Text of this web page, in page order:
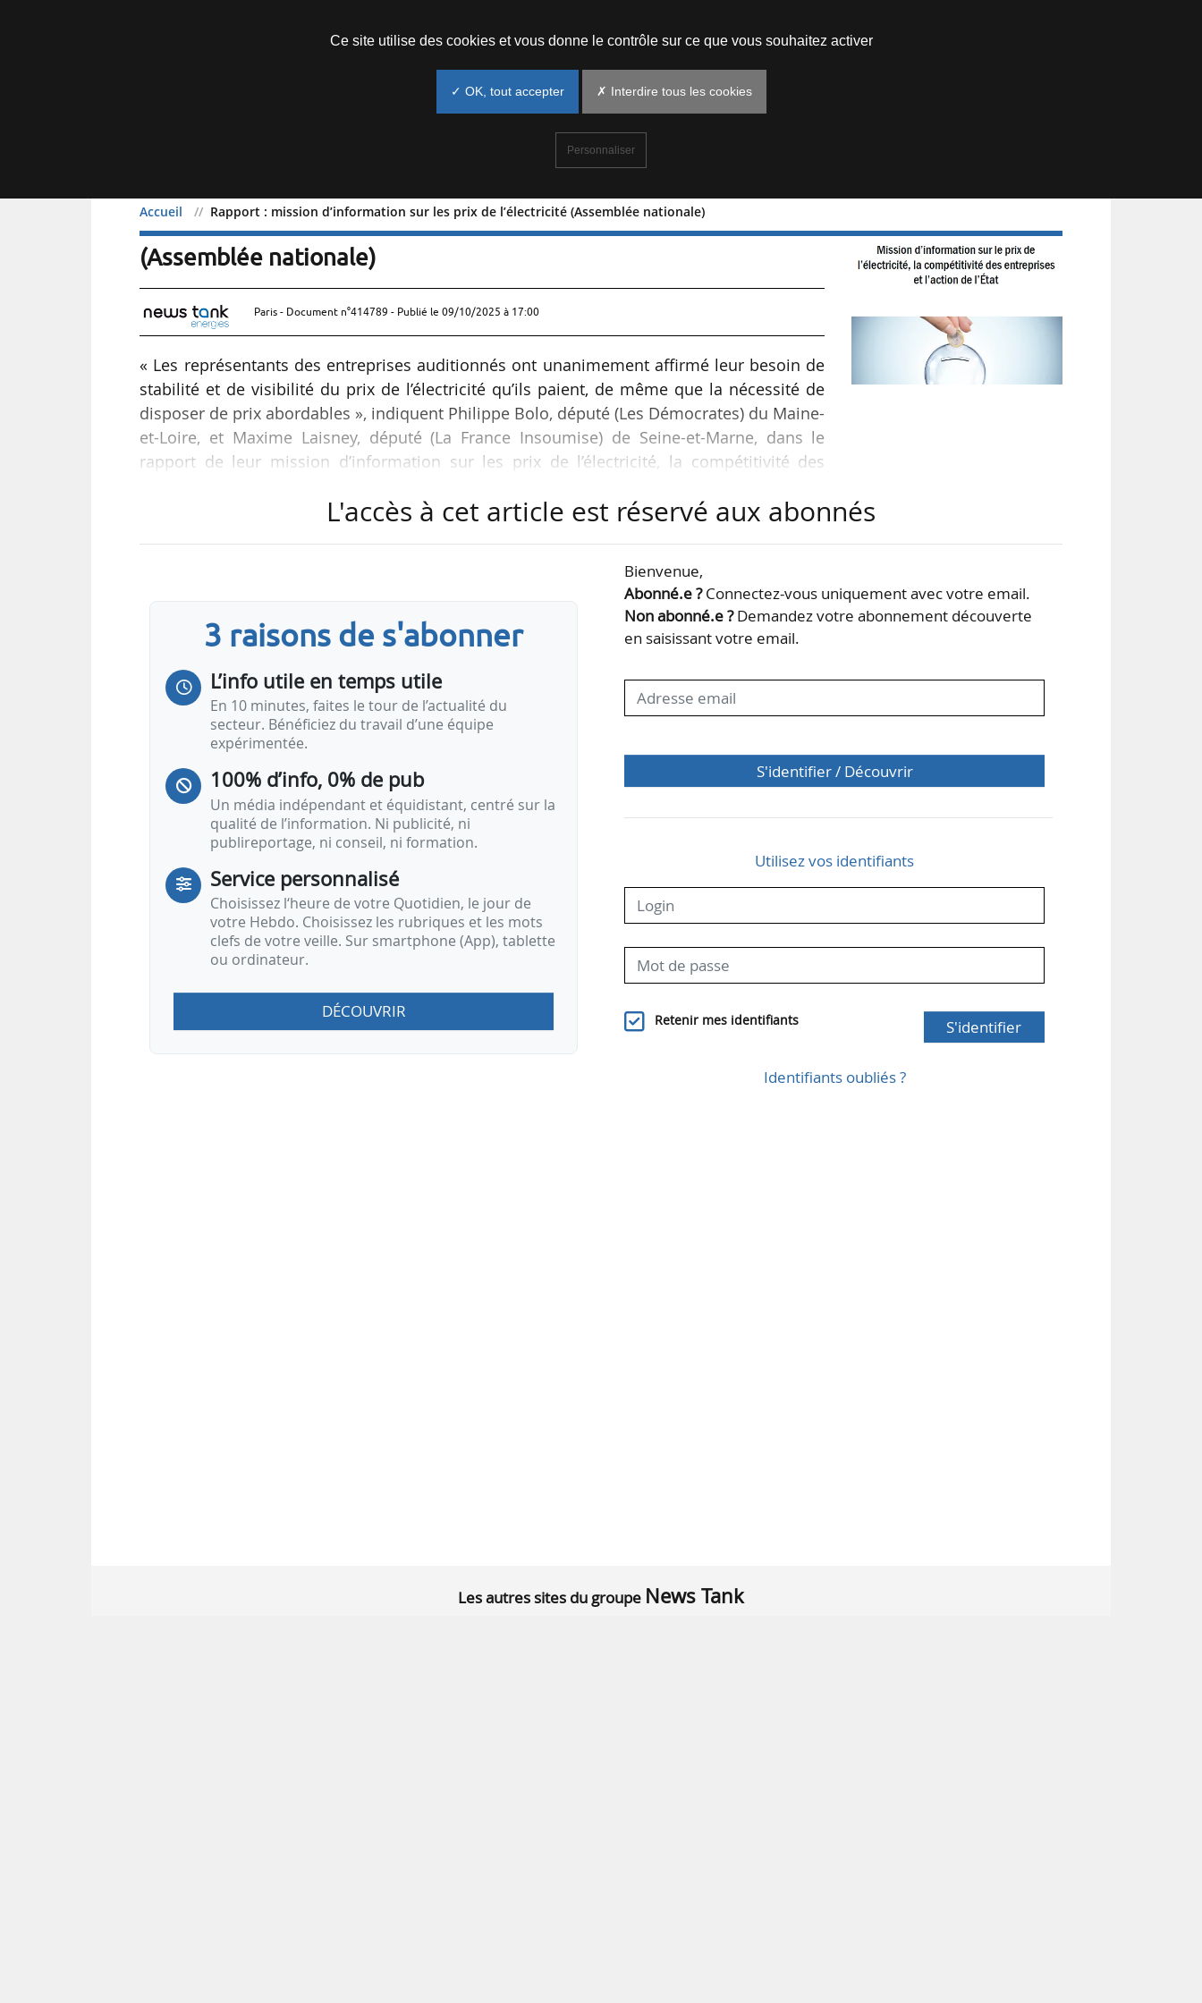
Accueil Rapport : mission d’information sur les prix de l’électricité (Assemblée nationale)
Rapport : mission d’information sur les prix de l’électricité
(Assemblée nationale)
Paris - Document n°414789 - Publié le 09/10/2025 à 17:00
« Les représentants des entreprises auditionnés ont unanimement affirmé leur besoin de
stabilité et de visibilité du prix de l’électricité qu’ils paient, de même que la nécessité de
disposer de prix abordables », indiquent Philippe Bolo, député (Les Démocrates) du Maine-
et-Loire, et Maxime Laisney, député (La France Insoumise) de Seine-et-Marne, dans le
rapport de leur mission d’information sur les prix de l’électricité, la compétitivité des
sur une période de six mois. Elle avait pour « objet d’étudier les mécanismes de formation
L'accès à cet article est réservé aux abonnés
3 raisons de s'abonner
L’info utile en temps utile
En 10 minutes, faites le tour de l’actualité du
secteur. Bénéficiez du travail d’une équipe
expérimentée.
100% d’info, 0% de pub
Un média indépendant et équidistant, centré sur la
qualité de l’information. Ni publicité, ni
publireportage, ni conseil, ni formation.
Service personnalisé
Choisissez l‘heure de votre Quotidien, le jour de
votre Hebdo. Choisissez les rubriques et les mots
clefs de votre veille. Sur smartphone (App), tablette
ou ordinateur.
DÉCOUVRIR
Bienvenue,
Abonné.e ?Connectez-vous uniquement avec votre email.
Non abonné.e ?Demandez votre abonnement découverte
en saisissant votre email.
S'identifier / Découvrir
Utilisez vos identifiants
Retenir mes identifiants S'identifier
Identifiants oubliés ?
Les autres sites du groupe News Tank
Ce site utilise des cookies et vous donne le contrôle sur ce que vous souhaitez activer
✓ OK, tout accepter ✗ Interdire tous les cookies
Personnaliser